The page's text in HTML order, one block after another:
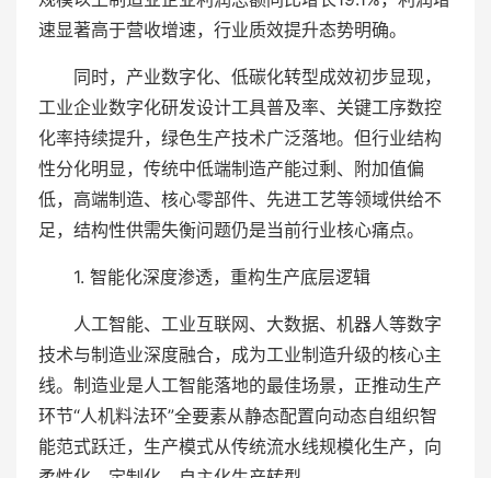
速显著高于营收增速，行业质效提升态势明确。
同时，产业数字化、低碳化转型成效初步显现，
工业企业数字化研发设计工具普及率、关键工序数控
化率持续提升，绿色生产技术广泛落地。但行业结构
性分化明显，传统中低端制造产能过剩、附加值偏
低，高端制造、核心零部件、先进工艺等领域供给不
足，结构性供需失衡问题仍是当前行业核心痛点。
1. 智能化深度渗透，重构生产底层逻辑
人工智能、工业互联网、大数据、机器人等数字
技术与制造业深度融合，成为工业制造升级的核心主
线。制造业是人工智能落地的最佳场景，正推动生产
环节“人机料法环”全要素从静态配置向动态自组织智
能范式跃迁，生产模式从传统流水线规模化生产，向